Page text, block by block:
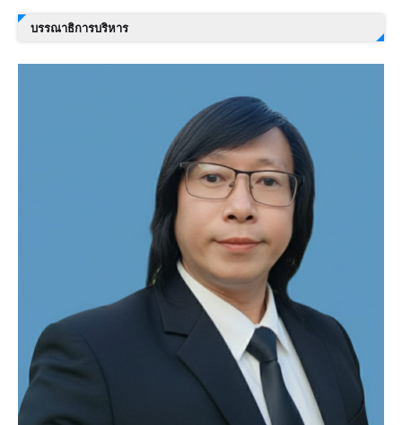
บรรณาธิการบริหาร